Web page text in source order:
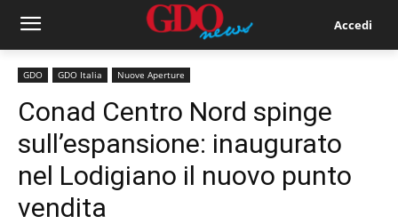
Accedi
GDO GDO Italia Nuove Aperture
Conad Centro Nord spinge
sull’espansione: inaugurato
nel Lodigiano il nuovo punto
vendita